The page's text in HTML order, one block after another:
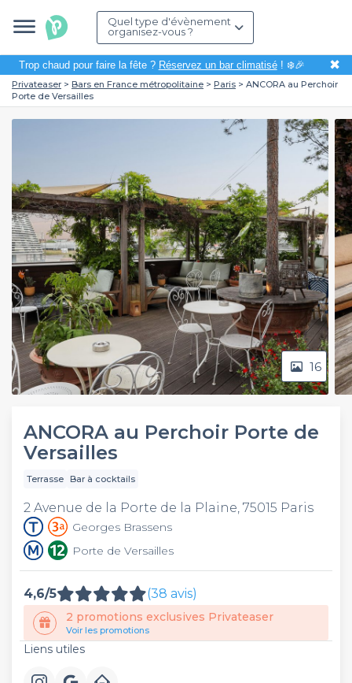
Quel type d'évènement
organisez-vous ?
Trop chaud pour faire la fête ? Réservez un bar climatisé! ❄️🎉 ✖
Privateaser Bars en France métropolitaine Paris
ANCORA au Perchoir
Porte de Versailles
16
ANCORA au Perchoir Porte de
Versailles
Terrasse Bar à cocktails
2 Avenue de la Porte de la Plaine, 75015 Paris
Georges Brassens
Porte de Versailles
4,6/5 (38 avis)
Liens utiles
2 promotions exclusives Privateaser
Voir les promotions